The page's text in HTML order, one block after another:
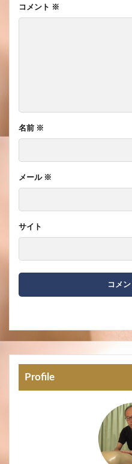
コメント ※
名前 ※
メール ※
サイト
Profile